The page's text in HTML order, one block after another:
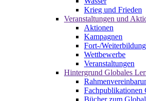
Krieg und Frieden
Veranstaltungen und
Aktionen
Kampagnen
Fort-/
Wettbewerbe
Veranstaltungen
Hintergrund Globales
Fachpublikationen